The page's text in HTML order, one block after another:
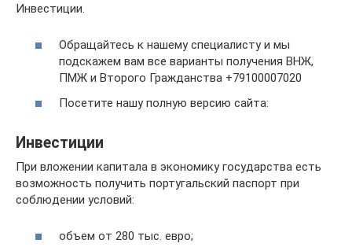
Инвестиции.
Обращайтесь к нашему специалисту и мы
подскажем вам все варианты получения ВНЖ,
ПМЖ и Второго Гражданства +79100007020
Посетите нашу полную версию сайта:
Инвестиции
При вложении капитала в экономику государства есть
возможность получить португальский паспорт при
соблюдении условий:
объем от 280 тыс. евро;